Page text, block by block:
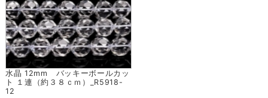
水晶 12mm バッキーボールカッ
ト １連（約３８ｃｍ）_R5918-
12